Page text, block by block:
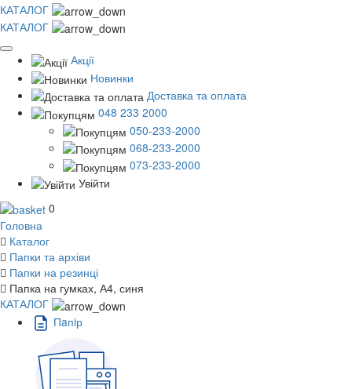
КАТАЛОГ
КАТАЛОГ
Акції
Новинки
Доставка та оплата
048 233 2000
050-233-2000
068-233-2000
073-233-2000
Увійти
0
Головна
Каталог
Папки та архіви
Папки на резинці
Папка на гумках, А4, синя
КАТАЛОГ
Пaпiр